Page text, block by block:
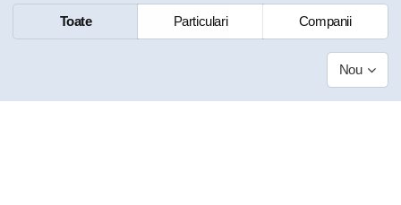
Toate Particulari Companii
Nou